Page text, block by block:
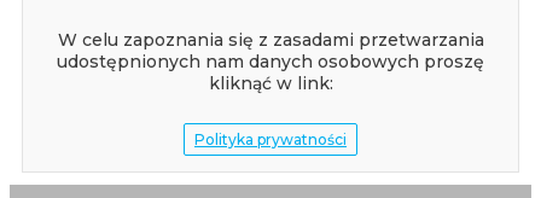
W celu zapoznania się z zasadami przetwarzania
udostępnionych nam danych osobowych proszę
kliknąć w link:
Polityka prywatności